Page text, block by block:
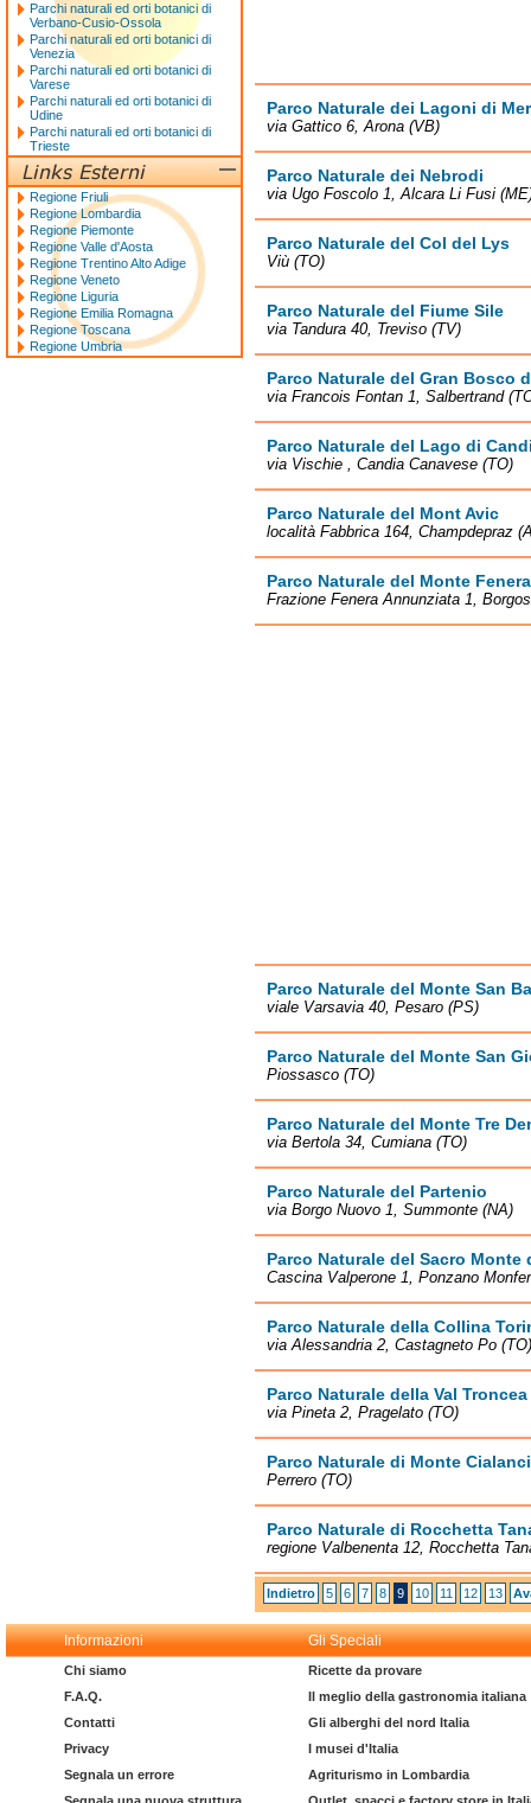
Parco Naturale dei Lagoni di
via Gattico 6, Arona (VB)
Parco Naturale dei Nebrodi
via Ugo Foscolo 1, Alcara Li Fusi
Parco Naturale del Col del Lys
Viù (TO)
Parco Naturale del Fiume Sile
via Tandura 40, Treviso (TV)
Parco Naturale del Gran Bosco
via Francois Fontan 1, Salbertrand
Parco Naturale del Lago di
via Vischie , Candia Canavese (TO)
Parco Naturale del Mont Avic
località Fabbrica 164, Champdepraz
Parco Naturale del Monte Fenera
Frazione Fenera Annunziata 1,
Parco Naturale del Monte San
viale Varsavia 40, Pesaro (PS)
Parco Naturale del Monte San
Piossasco (TO)
Parco Naturale del Monte Tre
via Bertola 34, Cumiana (TO)
Parco Naturale del Partenio
via Borgo Nuovo 1, Summonte (NA)
Parco Naturale del Sacro Monte
Cascina Valperone 1, Ponzano
Parco Naturale della Collina
via Alessandria 2, Castagneto Po (TO)
Parco Naturale della Val Troncea
via Pineta 2, Pragelato (TO)
Parco Naturale di Monte
Perrero (TO)
Parco Naturale di Rocchetta
regione Valbenenta 12, Rocchetta
Indietro 5 6 7 8 9 10 11 12 13
Parchi naturali ed orti botanici di
Verbano-Cusio-Ossola
Parchi naturali ed orti botanici di
Venezia
Parchi naturali ed orti botanici di
Varese
Parchi naturali ed orti botanici di
Udine
Parchi naturali ed orti botanici di
Trieste
Regione Friuli
Regione Lombardia
Regione Piemonte
Regione Valle d'Aosta
Regione Trentino Alto Adige
Regione Veneto
Regione Liguria
Regione Emilia Romagna
Regione Toscana
Regione Umbria
Informazioni Gli Speciali
Chi siamo
F.A.Q.
Contatti
Privacy
Segnala un errore
Ricette da provare
Il meglio della gastronomia italiana
Gli alberghi del nord Italia
I musei d'Italia
Agriturismo in Lombardia